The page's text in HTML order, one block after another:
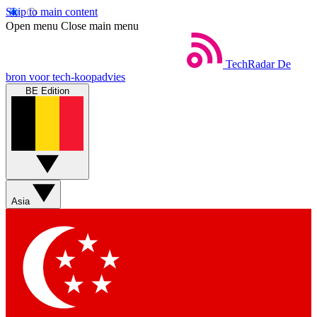
Skip to main content
Open menu Close main menu
TechRadar De
bron voor tech-koopadvies
BE Edition
Asia